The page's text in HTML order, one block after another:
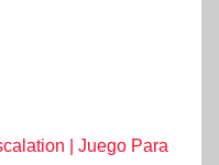
| Juego Para